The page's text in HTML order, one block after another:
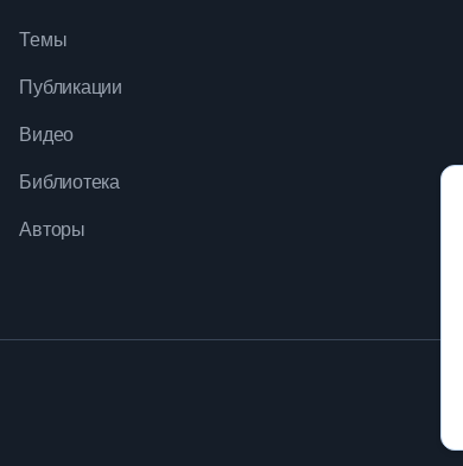
Темы
Публикации
Видео
Библиотека
Авторы